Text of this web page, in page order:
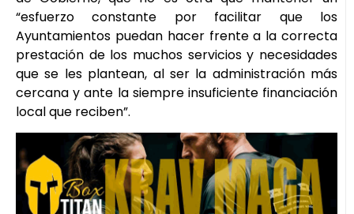
“esfuerzo constante por facilitar que los
Ayuntamientos puedan hacer frente a la correcta
prestación de los muchos servicios y necesidades
que se les plantean, al ser la administración más
cercana y ante la siempre insuficiente financiación
local que reciben”.